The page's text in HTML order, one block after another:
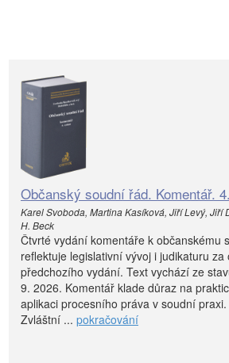
Občanský soudní řád. Komentář.
Karel Svoboda, Martina Kasíková, Jiří Levý, Jiří
H. Beck
Čtvrté vydání komentáře k občanskému
reflektuje legislativní vývoj i judikaturu za
předchozího vydání. Text vychází ze
9. 2026. Komentář klade důraz na
aplikaci procesního práva v soudní praxi.
Zvláštní ... pokračování